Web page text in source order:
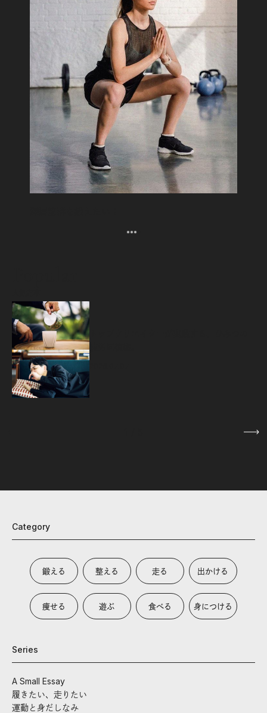
Category
鍛える 整える 走る 出かける
痩せる 遊ぶ 食べる 身につける
Series
A Small Essay
履きたい、走りたい
運動と身だしなみ